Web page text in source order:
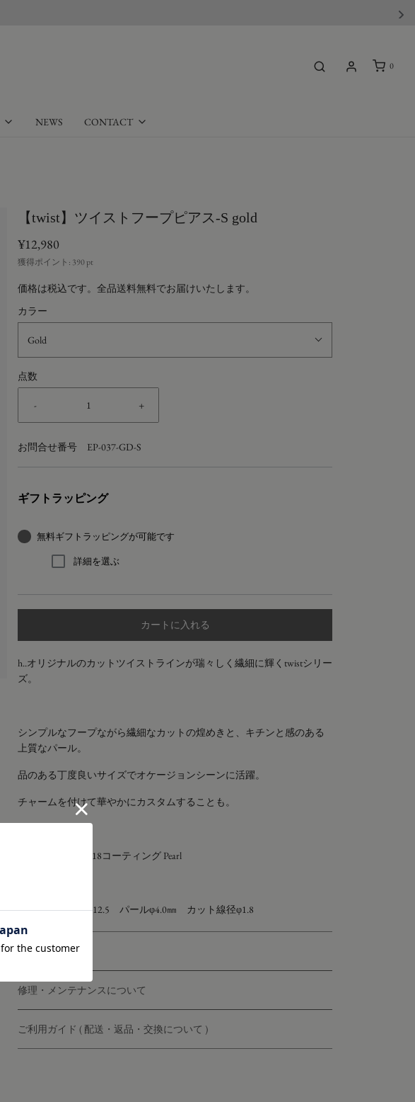
0
NEWS CONTACT
【twist】ツイストフープピアス-S gold
¥12,980
獲得ポイント: 390pt
価格は税込です。全品送料無料でお届けいたします。
カラー
Gold
点数
- +
お問合せ番号 EP-037-GD-S
ギフトラッピング
無料ギフトラッピングが可能です
詳細を選ぶ
カートに入れる
h..オリジナルのカットツイストラインが瑞々しく繊細に輝くtwistシリー
ズ。
シンプルなフープながら繊細なカットの煌めきと、キチンと感のある
上質なパール。
品のある丁度良いサイズでオケージョンシーンに活躍。
チャームを付けて華やかにカスタムすることも。
素材：Silver925 K18コーティング Pearl
サイズ：内側径φ12.5 パールφ4.0㎜ カット線径φ1.8
お手入れ方法
修理・メンテナンスについて
ご利用ガイド ( 配送・返品・交換について )